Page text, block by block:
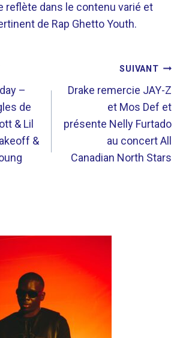
reflète dans le contenu varié et
de Rap Ghetto Youth.
–
de
& Lil
&
SUIVANT
Drake remercie JAY-Z
et Mos Def et
présente Nelly Furtado
au concert All
Canadian North Stars